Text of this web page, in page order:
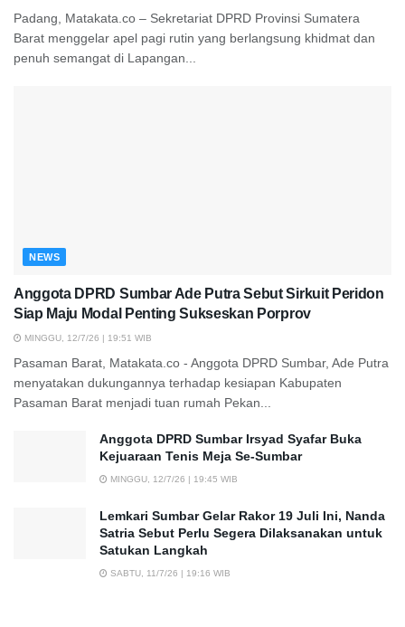
Padang, Matakata.co – Sekretariat DPRD Provinsi Sumatera
Barat menggelar apel pagi rutin yang berlangsung khidmat dan
penuh semangat di Lapangan...
NEWS
Anggota DPRD Sumbar Ade Putra Sebut Sirkuit Peridon
Siap Maju Modal Penting Sukseskan Porprov
MINGGU, 12/7/26 | 19:51 WIB
Pasaman Barat, Matakata.co - Anggota DPRD Sumbar, Ade Putra
menyatakan dukungannya terhadap kesiapan Kabupaten
Pasaman Barat menjadi tuan rumah Pekan...
Anggota DPRD Sumbar Irsyad Syafar Buka
Kejuaraan Tenis Meja Se-Sumbar
MINGGU, 12/7/26 | 19:45 WIB
Lemkari Sumbar Gelar Rakor 19 Juli Ini, Nanda
Satria Sebut Perlu Segera Dilaksanakan untuk
Satukan Langkah
SABTU, 11/7/26 | 19:16 WIB